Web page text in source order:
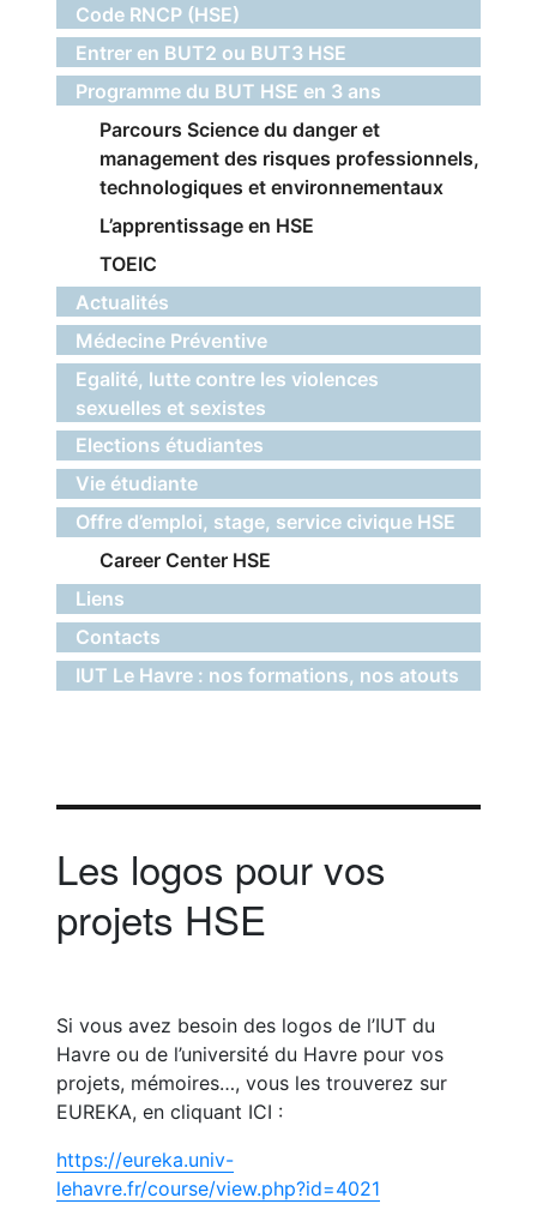
Code RNCP (HSE)
Entrer en BUT2 ou BUT3 HSE
Programme du BUT HSE en 3 ans
Parcours Science du danger et
management des risques professionnels,
technologiques et environnementaux
L’apprentissage en HSE
TOEIC
Actualités
Médecine Préventive
Egalité, lutte contre les violences
sexuelles et sexistes
Elections étudiantes
Vie étudiante
Offre d’emploi, stage, service civique HSE
Career Center HSE
Liens
Contacts
IUT Le Havre : nos formations, nos atouts
Les logos pour vos
projets HSE
Si vous avez besoin des logos de l’IUT du
Havre ou de l’université du Havre pour vos
projets, mémoires…, vous les trouverez sur
EUREKA, en cliquant ICI :
https://eureka.univ-
lehavre.fr/course/view.php?id=4021